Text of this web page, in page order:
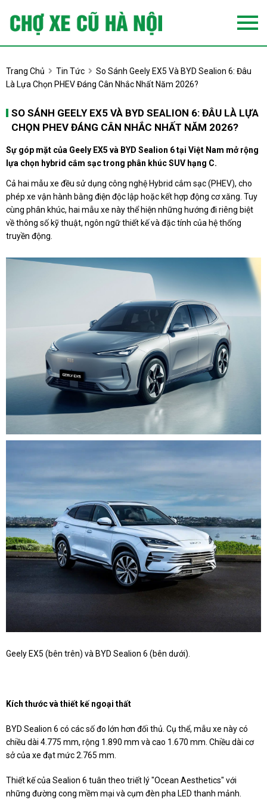
Trang Chủ Tin Tức
So Sánh Geely EX5 Và BYD Sealion 6: Đâu
Là Lựa Chọn PHEV Đáng Cân Nhắc Nhất Năm 2026?
SO SÁNH GEELY EX5 VÀ BYD SEALION 6: ĐÂU LÀ LỰA
CHỌN PHEV ĐÁNG CÂN NHẮC NHẤT NĂM 2026?
Sự góp mặt của Geely EX5 và BYD Sealion 6 tại Việt Nam mở rộng
lựa chọn hybrid cắm sạc trong phân khúc SUV hạng C.
Cả hai mẫu xe đều sử dụng công nghệ Hybrid cắm sạc (PHEV), cho
phép xe vận hành bằng điện độc lập hoặc kết hợp động cơ xăng. Tuy
cùng phân khúc, hai mẫu xe này thể hiện những hướng đi riêng biệt
về thông số kỹ thuật, ngôn ngữ thiết kế và đặc tính của hệ thống
truyền động.
Geely EX5 (bên trên) và BYD Sealion 6 (bên dưới).
Kích thước và thiết kế ngoại thất
BYD Sealion 6 có các số đo lớn hơn đối thủ. Cụ thể, mẫu xe này có
chiều dài 4.775 mm, rộng 1.890 mm và cao 1.670 mm. Chiều dài cơ
sở của xe đạt mức 2.765 mm.
Thiết kế của Sealion 6 tuân theo triết lý "Ocean Aesthetics" với
những đường cong mềm mại và cụm đèn pha LED thanh mảnh.